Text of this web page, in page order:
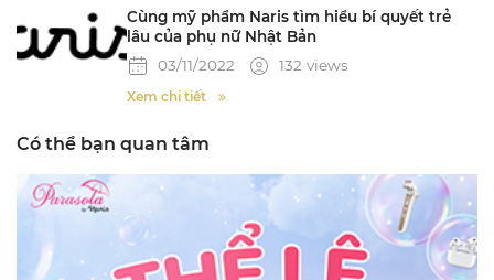
Cùng mỹ phẩm Naris tìm hiểu bí quyết trẻ
lâu của phụ nữ Nhật Bản
03/11/2022
132 views
Xem chi tiết
Có thể bạn quan tâm